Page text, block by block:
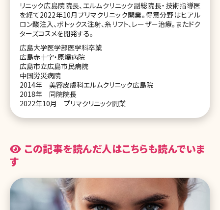
リニック広島院院長、エルムクリニック副総院長・技術指導医
を経て2022年10月プリマクリニック開業。得意分野はヒアル
ロン酸注入、ボトックス注射、糸リフト、レーザー治療。またドク
ターズコスメを開発する。
広島大学医学部医学科卒業
広島赤十字・原爆病院
広島市立広島市民病院
中国労災病院
2014年 美容皮膚科エルムクリニック広島院
2018年 同院院長
2022年10月 プリマクリニック開業
この記事を読んだ人はこちらも読んでいま
す